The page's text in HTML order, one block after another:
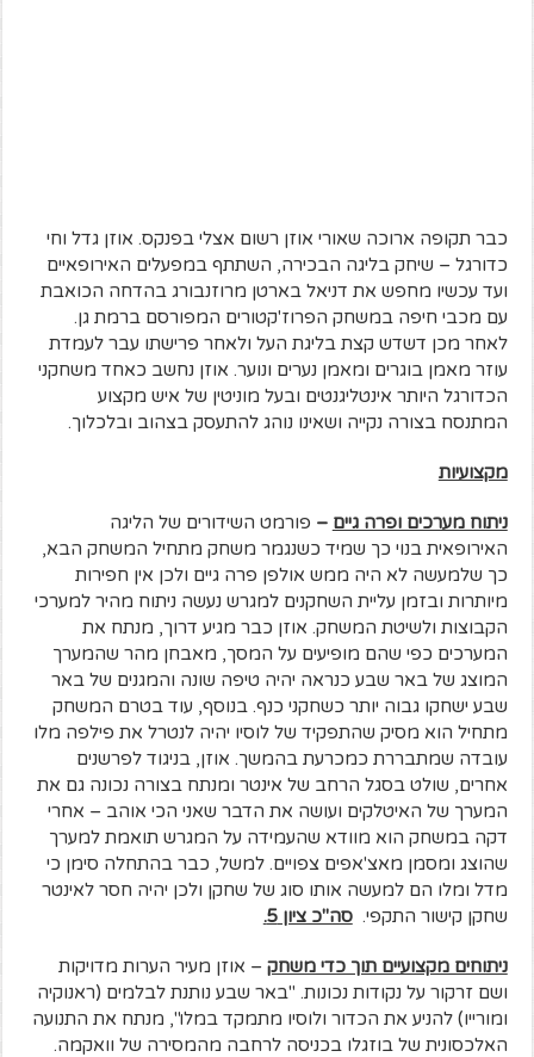
כבר תקופה ארוכה שאורי אוזן רשום אצלי בפנקס. אוזן גדל וחי
כדורגל – שיחק בליגה הבכירה, השתתף במפעלים האירופאיים
ועד עכשיו מחפש את דניאל בארטן מרוזנבורג בהדחה הכואבת
עם מכבי חיפה במשחק הפרוז'קטורים המפורסם ברמת גן.
לאחר מכן דשדש קצת בליגת העל ולאחר פרישתו עבר לעמדת
עוזר מאמן בוגרים ומאמן נערים ונוער. אוזן נחשב כאחד משחקני
הכדורגל היותר אינטליגנטים ובעל מוניטין של איש מקצוע
המתנסח בצורה נקייה ושאינו נוהג להתעסק בצהוב ובלכלוך.
מקצועיות
ניתוח מערכים ופרה גיים – פורמט השידורים של הליגה
האירופאית בנוי כך שמיד כשנגמר משחק מתחיל המשחק הבא,
כך שלמעשה לא היה ממש אולפן פרה גיים ולכן אין חפירות
מיותרות ובזמן עליית השחקנים למגרש נעשה ניתוח מהיר למערכי
הקבוצות ולשיטת המשחק. אוזן כבר מגיע דרוך, מנתח את
המערכים כפי שהם מופיעים על המסך, מאבחן מהר שהמערך
המוצג של באר שבע כנראה יהיה טיפה שונה והמגנים של באר
שבע ישחקו גבוה יותר כשחקני כנף. בנוסף, עוד בטרם המשחק
מתחיל הוא מסיק שהתפקיד של לוסיו יהיה לנטרל את פילפה מלו
עובדה שמתבררת כמכרעת בהמשך. אוזן, בניגוד לפרשנים
אחרים, שולט בסגל הרחב של אינטר ומנתח בצורה נכונה גם את
המערך של האיטלקים ועושה את הדבר שאני הכי אוהב – אחרי
דקה במשחק הוא מוודא שהעמידה על המגרש תואמת למערך
שהוצג ומסמן מאצ'אפים צפויים. למשל, כבר בהתחלה סימן כי
מדל ומלו הם למעשה אותו סוג של שחקן ולכן יהיה חסר לאינטר
שחקן קישור התקפי.סה"כ ציון 5.
ניתוחים מקצועיים תוך כדי משחק – אוזן מעיר הערות מדויקות
ושם זרקור על נקודות נכונות. "באר שבע נותנת לבלמים (ראנוקיה
ומורייו) להניע את הכדור ולוסיו מתמקד במלו", מנתח את התנועה
האלכסונית של בוזגלו בכניסה לרחבה מהמסירה של וואקמה.